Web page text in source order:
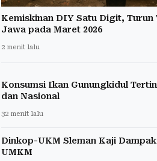
Kemiskinan DIY Satu Digit,
Jawa pada Maret 2026
2 menit lalu
Konsumsi Ikan Gunungkidul
dan Nasional
32 menit lalu
Dinkop-UKM Sleman Kaji
UMKM